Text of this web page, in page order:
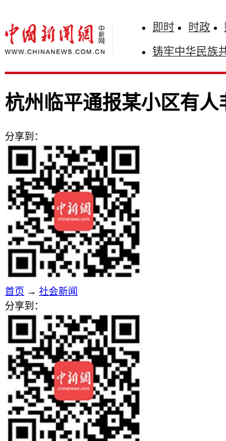
即时 时政
铸牢中华民族
杭州临平通报某小区有
分享到：
首页 → 社会新闻
分享到：